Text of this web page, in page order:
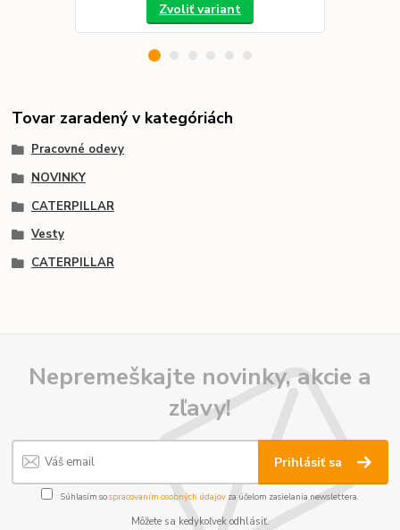
Zvoliť variant
Tovar zaradený v kategóriách
Pracovné odevy
NOVINKY
CATERPILLAR
Vesty
CATERPILLAR
Nepremeškajte novinky, akcie a
zľavy!
Prihlásiť sa
Súhlasím sospracovaním osobných údajov za účelom zasielania newslettera.
Môžete sa kedykoľvek odhlásiť.